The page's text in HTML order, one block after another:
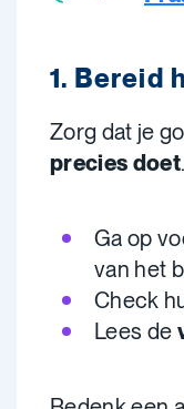
1. Bereid
Zorg dat je
precies doet.
Ga op
van het
Check
Lees de